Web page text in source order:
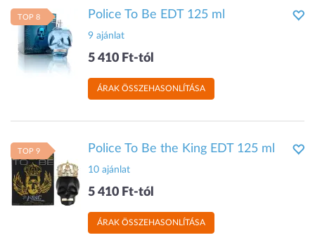
TOP 8 Police To Be EDT 125 ml
9 ajánlat
5 410 Ft-tól
ÁRAK ÖSSZEHASONLÍTÁSA
TOP 9 Police To Be the King EDT 125 ml
10 ajánlat
5 410 Ft-tól
ÁRAK ÖSSZEHASONLÍTÁSA